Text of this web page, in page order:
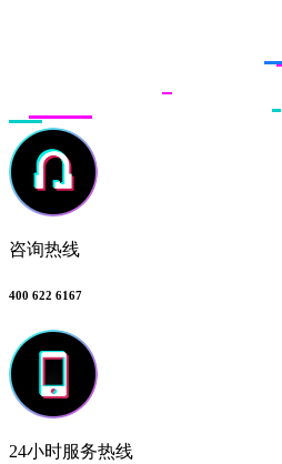
咨询热线
400 622 6167
24小时服务热线